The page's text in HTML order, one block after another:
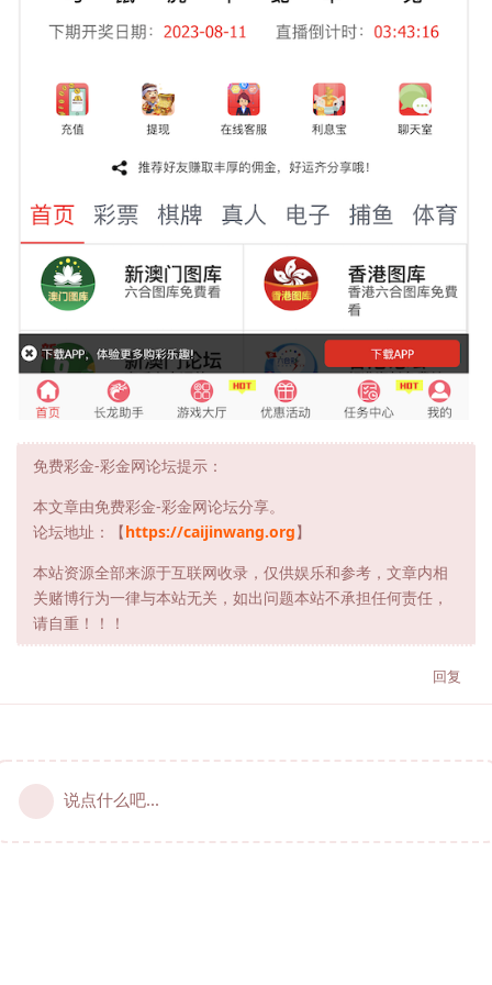
免费彩金-彩金网论坛提示：
本文章由免费彩金-彩金网论坛分享。
论坛地址：【https://caijinwang.org】
本站资源全部来源于互联网收录，仅供娱乐和参考，文章内相
关赌博行为一律与本站无关，如出问题本站不承担任何责任，
请自重！！！
回复
说点什么吧...